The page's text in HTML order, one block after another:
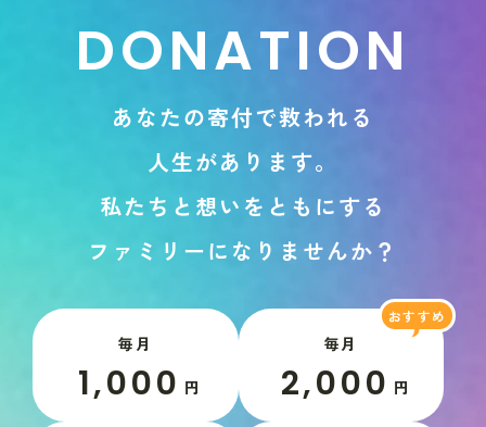
DONATION
あ な たの寄付で救われ る
人生があ り ま す。
私た ち と 想い を と も にする
フ ァ ミ リ ーに な り ま せんか ？
毎月
1,000 円
毎月
2,000 円